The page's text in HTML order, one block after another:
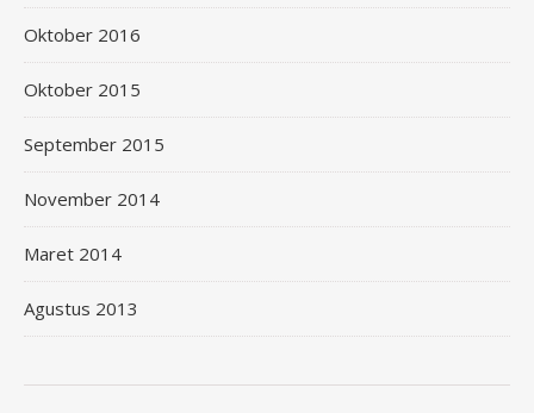
Oktober 2016
Oktober 2015
September 2015
November 2014
Maret 2014
Agustus 2013